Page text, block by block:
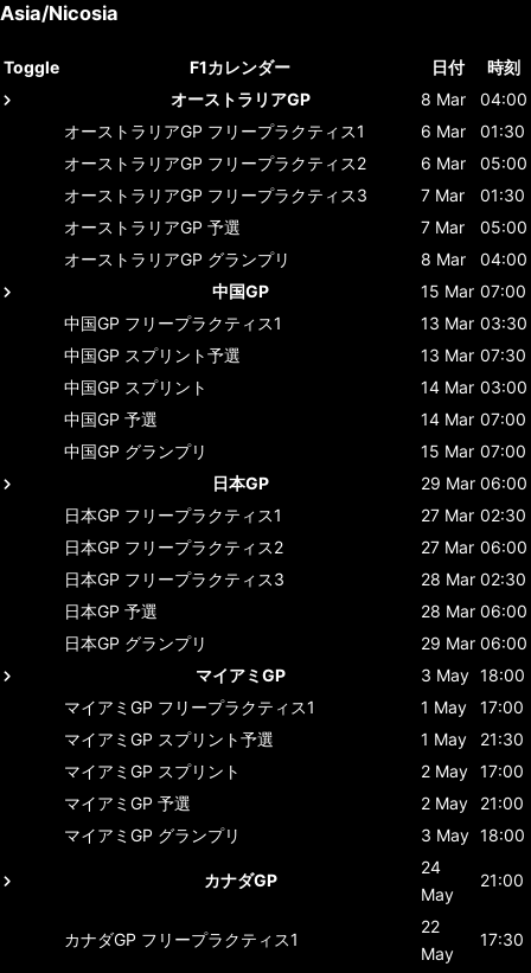
Asia/Nicosia
Toggle F1カレンダー 日付
時刻
オーストラリアGP
8 Mar
04:00
オーストラリアGP フリープラクティス1 6 Mar
01:30
オーストラリアGP フリープラクティス2 6 Mar
05:00
オーストラリアGP フリープラクティス3 7 Mar
01:30
オーストラリアGP 予選 7 Mar
05:00
オーストラリアGP グランプリ 8 Mar
04:00
中国GP
15 Mar 07:00
中国GP フリープラクティス1 13 Mar 03:30
中国GP スプリント予選 13 Mar 07:30
中国GP スプリント 14 Mar 03:00
中国GP 予選 14 Mar 07:00
中国GP グランプリ 15 Mar 07:00
日本GP
29 Mar 06:00
日本GP フリープラクティス1 27 Mar 02:30
日本GP フリープラクティス2 27 Mar 06:00
日本GP フリープラクティス3 28 Mar 02:30
日本GP 予選 28 Mar 06:00
日本GP グランプリ 29 Mar 06:00
マイアミGP
3 May 18:00
マイアミGP フリープラクティス1 1 May
17:00
マイアミGP スプリント予選 1 May
21:30
マイアミGP スプリント 2 May 17:00
マイアミGP 予選 2 May
21:00
マイアミGP グランプリ 3 May 18:00
カナダGP
24
May
21:00
カナダGP フリープラクティス1
22
May
17:30